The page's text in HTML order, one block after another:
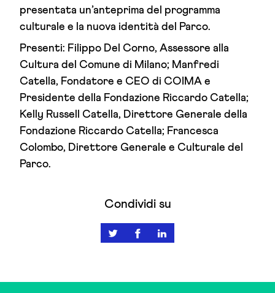
presentata un’anteprima del programma
culturale e la nuova identità del Parco.
Presenti: Filippo Del Corno, Assessore alla
Cultura del Comune di Milano; Manfredi
Catella, Fondatore e CEO di COIMA e
Presidente della Fondazione Riccardo Catella;
Kelly Russell Catella, Direttore Generale della
Fondazione Riccardo Catella; Francesca
Colombo, Direttore Generale e Culturale del
Parco.
Condividi su